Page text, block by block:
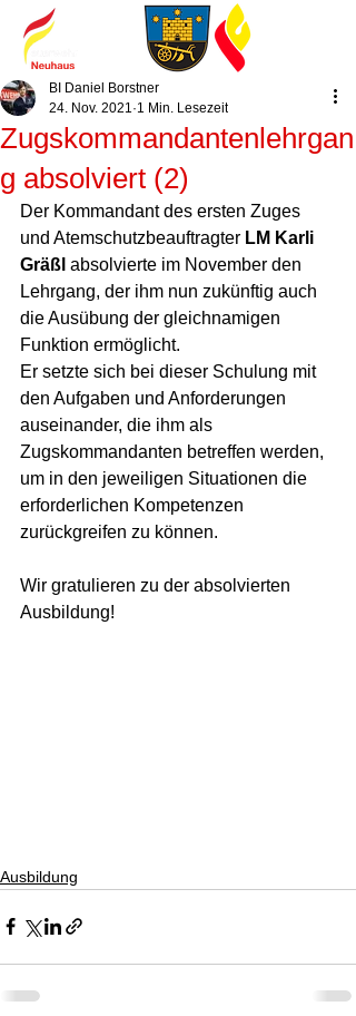
Zugskommandantenlehrgan
g absolviert (2)
BI Daniel Borstner
24. Nov. 2021 1 Min. Lesezeit
Der Kommandant des ersten Zuges
und Atemschutzbeauftragter LM Karli
Gräßl absolvierte im November den
Lehrgang, der ihm nun zukünftig auch
die Ausübung der gleichnamigen
Funktion ermöglicht.
Er setzte sich bei dieser Schulung mit
den Aufgaben und Anforderungen
auseinander, die ihm als
Zugskommandanten betreffen werden,
um in den jeweiligen Situationen die
erforderlichen Kompetenzen
zurückgreifen zu können.
Wir gratulieren zu der absolvierten
Ausbildung!
Ausbildung